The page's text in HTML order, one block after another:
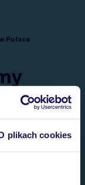
plikach cookies
Polsce
wakacje.